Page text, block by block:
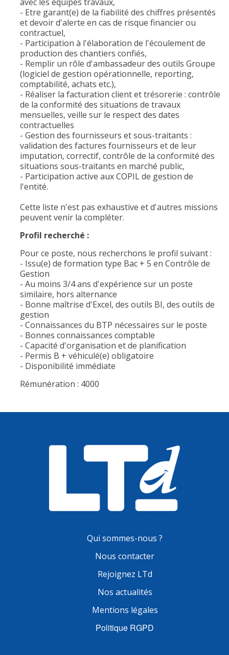
- Etre garant(e) de la fiabilité des chiffres présentés
et devoir d'alerte en cas de risque financier ou
contractuel,
- Participation à l'élaboration de l'écoulement de
production des chantiers confiés,
- Remplir un rôle d'ambassadeur des outils Groupe
(logiciel de gestion opérationnelle, reporting,
comptabilité, achats etc.),
- Réaliser la facturation client et trésorerie : contrôle
de la conformité des situations de travaux
mensuelles, veille sur le respect des dates
contractuelles
- Gestion des fournisseurs et sous-traitants :
validation des factures fournisseurs et de leur
imputation, correctif, contrôle de la conformité des
situations sous-traitants en marché public,
- Participation active aux COPIL de gestion de
l'entité.
Cette liste n'est pas exhaustive et d'autres missions
peuvent venir la compléter.
Profil recherché :
Pour ce poste, nous recherchons le profil suivant :
- Issu(e) de formation type Bac + 5 en Contrôle de
Gestion
- Au moins 3/4 ans d'expérience sur un poste
similaire, hors alternance
- Bonne maîtrise d'Excel, des outils BI, des outils de
gestion
- Connaissances du BTP nécessaires sur le poste
- Bonnes connaissances comptable
- Capacité d'organisation et de planification
- Permis B + véhiculé(e) obligatoire
- Disponibilité immédiate
Rémunération : 4000
Qui sommes-nous ?
Nous contacter
Rejoignez LTd
Nos actualités
Mentions légales
Politique RGPD